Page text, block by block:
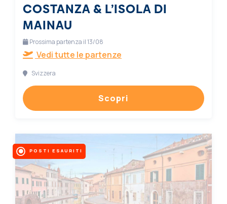
COSTANZA & L’ISOLA DI
MAINAU
Prossima partenza il 13/08
Vedi tutte le partenze
Svizzera
Scopri
POSTI ESAURITI